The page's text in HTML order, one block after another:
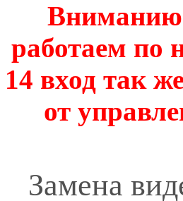
Вниманию
работаем по
14 вход так
от
Замена